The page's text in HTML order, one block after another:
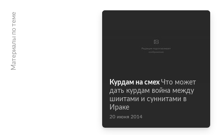
Материалы по теме
Курдам на смех Что может
дать курдам война между
шиитами и суннитами в
Ираке
20 июня 2014